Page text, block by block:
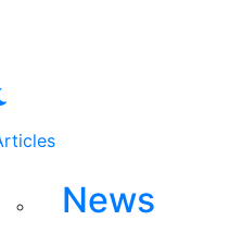
News